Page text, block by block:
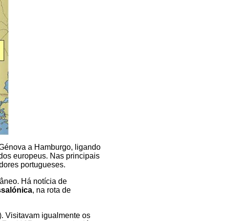
a Hamburgo, ligando
europeus. Nas principais
portugueses.
Há notícia de
, na rota de
Visitavam igualmente os